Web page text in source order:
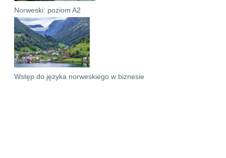
Norweski: poziom A2
Wstęp do języka norweskiego w biznesie